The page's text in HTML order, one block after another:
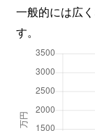
一般的には広
す。